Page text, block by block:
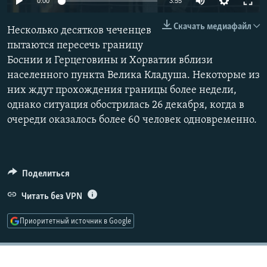
РАСПИСАНИЕ ВЕЩАНИЯ
ПОДПИШИТЕСЬ НА РАССЫЛКУ
СОЦИАЛЬНЫЕ СЕТИ
Auto
1080p
480p
1080p
Скачать медиафайл
Несколько десятков чеченцев
пытаются пересечь границу
Боснии и Герцеговины и Хорватии вблизи
населенного пункта Велика Кладуша. Некоторые из
них ждут прохождения границы более недели,
однако ситуация обострилась 26 декабря, когда в
очереди оказалось более 60 человек одновременно.
Поделиться
Читать без VPN
Приоритетный источник в Google